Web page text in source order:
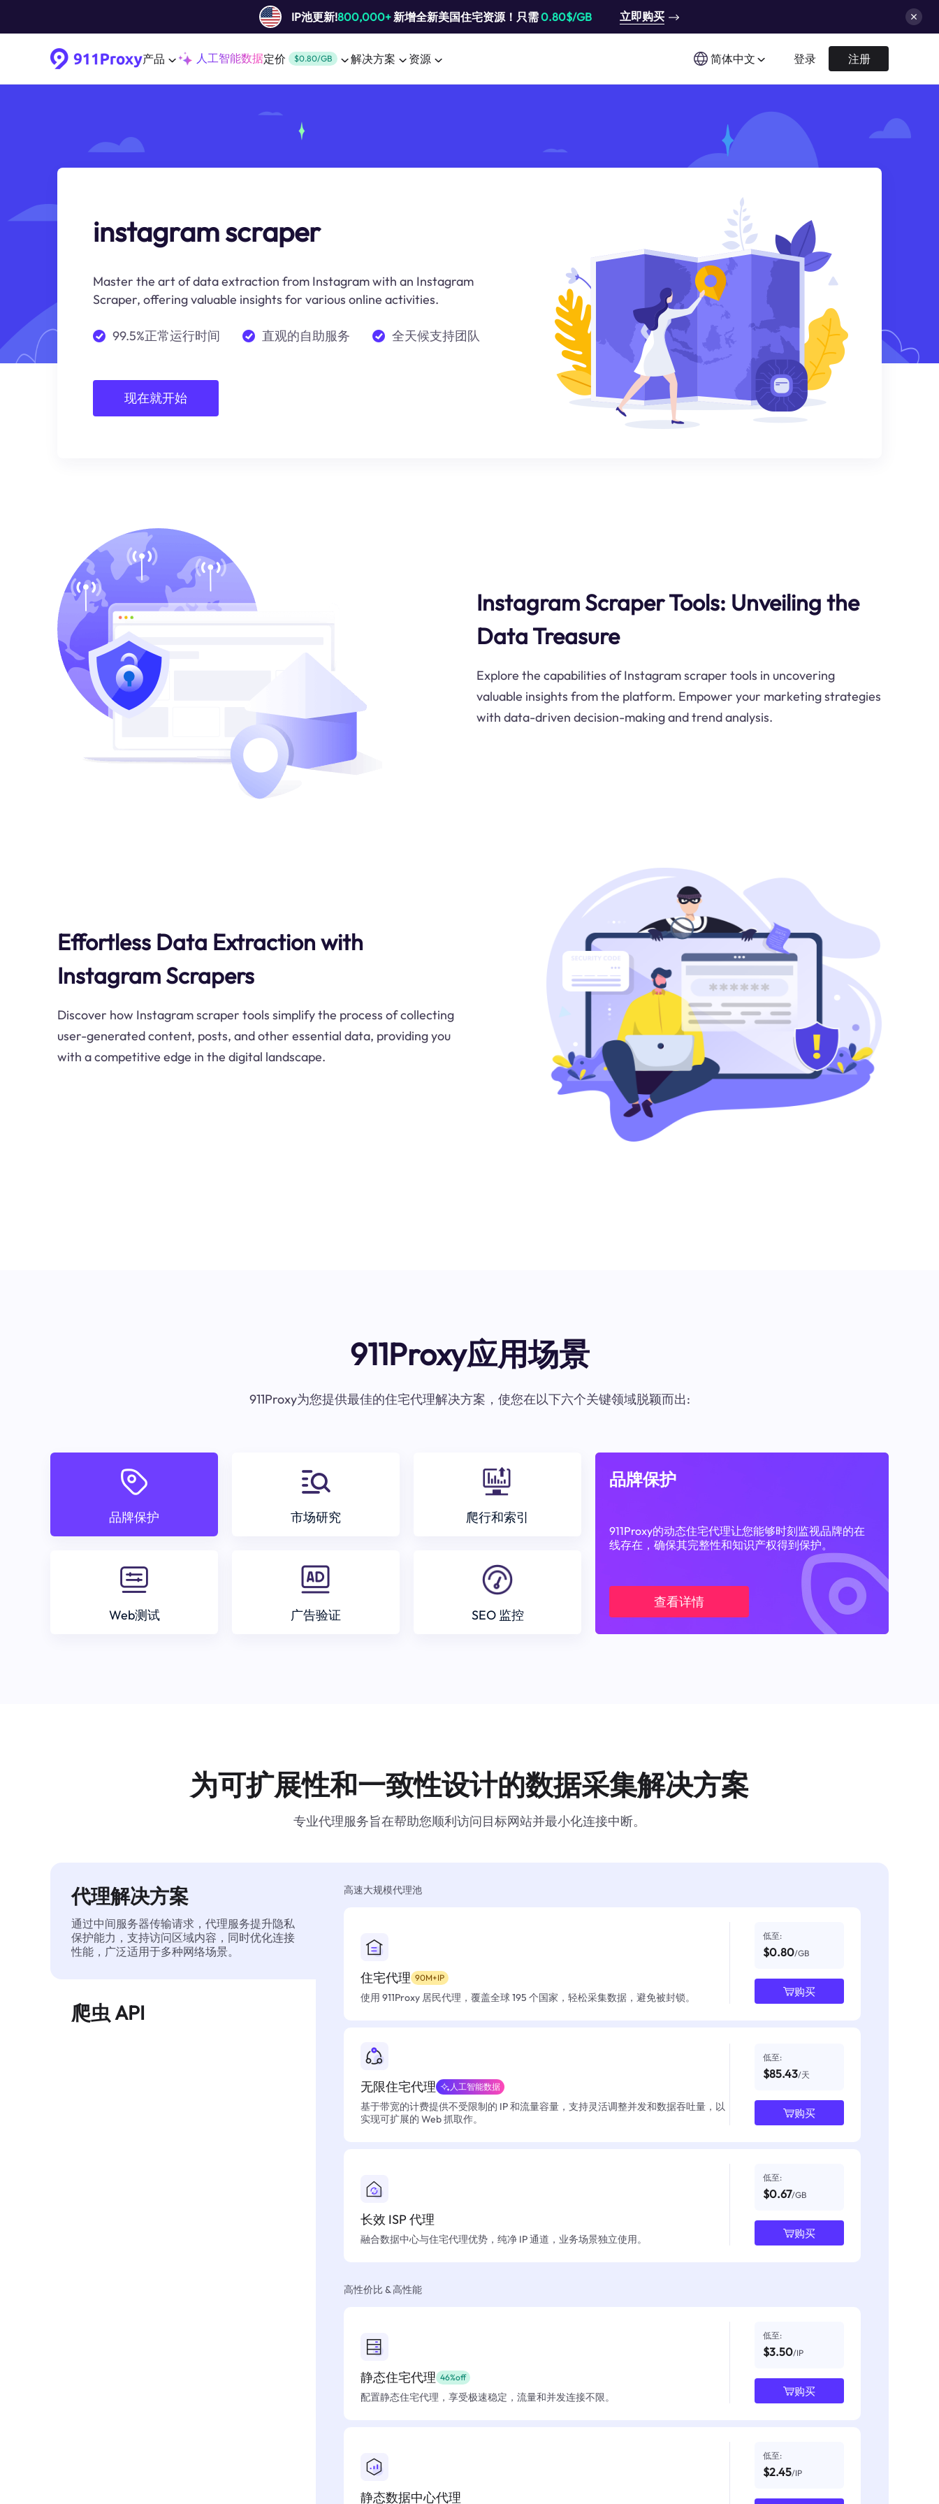
IP池更新!800,000+新增全新美国住宅资源！只需0.80$/GB 立即购买
产品 人工智能数据定价 $0.80/GB 解决方案 资源 简体中文 登录 注册
instagram scraper
Master the art of data extraction from Instagram with an Instagram
Scraper, offering valuable insights for various online activities.
99.5%正常运行时间 直观的自助服务 全天候支持团队
现在就开始
Instagram Scraper Tools: Unveiling the
Data Treasure
Explore the capabilities of Instagram scraper tools in uncovering
valuable insights from the platform. Empower your marketing strategies
with data-driven decision-making and trend analysis.
Effortless Data Extraction with
Instagram Scrapers
Discover how Instagram scraper tools simplify the process of collecting
user-generated content, posts, and other essential data, providing you
with a competitive edge in the digital landscape.
911Proxy应用场景
911Proxy为您提供最佳的住宅代理解决方案，使您在以下六个关键领域脱颖而出:
品牌保护 市场研究 爬行和索引
Web测试 广告验证 SEO 监控
品牌保护
911Proxy的动态住宅代理让您能够时刻监视品牌的在
线存在，确保其完整性和知识产权得到保护。
查看详情
为可扩展性和一致性设计的数据采集解决方案
专业代理服务旨在帮助您顺利访问目标网站并最小化连接中断。
代理解决方案
通过中间服务器传输请求，代理服务提升隐私
保护能力，支持访问区域内容，同时优化连接
性能，广泛适用于多种网络场景。
爬虫 API
高速大规模代理池
住宅代理 90M+IP
使用 911Proxy 居民代理，覆盖全球 195 个国家，轻松采集数据，避免被封锁。
低至:
$0.80/GB
购买
无限住宅代理 人工智能数据
基于带宽的计费提供不受限制的 IP 和流量容量，支持灵活调整并发和数据吞吐量，以
实现可扩展的 Web 抓取作。
低至:
$85.43/天
购买
长效 ISP 代理
融合数据中心与住宅代理优势，纯净 IP 通道，业务场景独立使用。
低至:
$0.67/GB
购买
高性价比 & 高性能
静态住宅代理 46%off
配置静态住宅代理，享受极速稳定，流量和并发连接不限。
低至:
$3.50/IP
购买
静态数据中心代理
低至:
$2.45/IP